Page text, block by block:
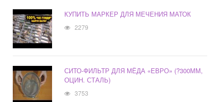
КУПИТЬ МАРКЕР ДЛЯ МЕЧЕНИЯ МАТОК
2279
СИТО-ФИЛЬТР ДЛЯ МЁДА «ЕВРО» (?300ММ,
ОЦИН. СТАЛЬ)
3753